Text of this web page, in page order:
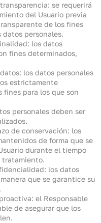
se requerirá
del Usuario previa
de los fines
datos personales.
los datos
fines determinados,
los datos personales
estrictamente
fines para los que son
personales deben ser
de conservación: los
de forma que se
durante el tiempo
tratamiento.
los datos
que se garantice su
el Responsable
de asegurar que los